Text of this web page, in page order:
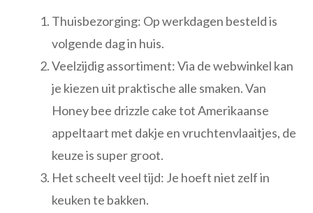
Thuisbezorging: Op werkdagen besteld is
volgende dag in huis.
Veelzijdig assortiment: Via de webwinkel kan
je kiezen uit praktische alle smaken. Van
Honey bee drizzle cake tot Amerikaanse
appeltaart met dakje en vruchtenvlaaitjes, de
keuze is super groot.
Het scheelt veel tijd: Je hoeft niet zelf in
keuken te bakken.